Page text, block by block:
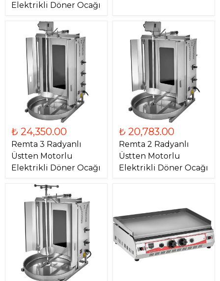
Elektrikli Döner Ocağı
₺ 24,350.00
Remta 3 Radyanlı
Üstten Motorlu
Elektrikli Döner Ocağı
₺ 20,783.00
Remta 2 Radyanlı
Üstten Motorlu
Elektrikli Döner Ocağı